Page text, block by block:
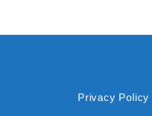
Privacy Policy